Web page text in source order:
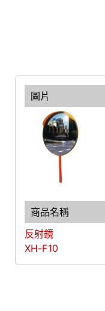
反射鏡
XH-F10